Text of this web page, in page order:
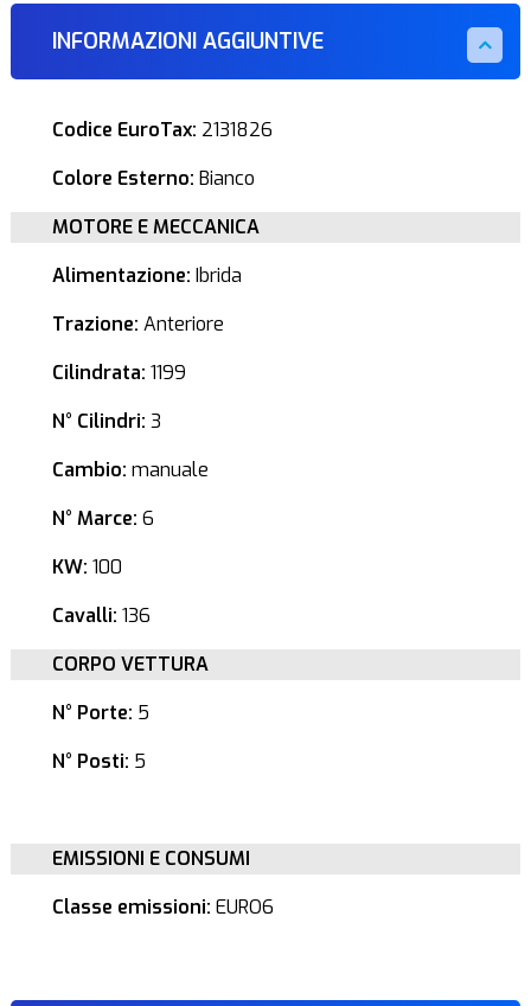
INFORMAZIONI AGGIUNTIVE
Codice EuroTax: 2131826
Colore Esterno: Bianco
MOTORE E MECCANICA
Alimentazione: Ibrida
Trazione: Anteriore
Cilindrata: 1199
N° Cilindri: 3
Cambio: manuale
N° Marce: 6
KW: 100
Cavalli: 136
CORPO VETTURA
N° Porte: 5
N° Posti: 5
EMISSIONI E CONSUMI
Classe emissioni: EURO6